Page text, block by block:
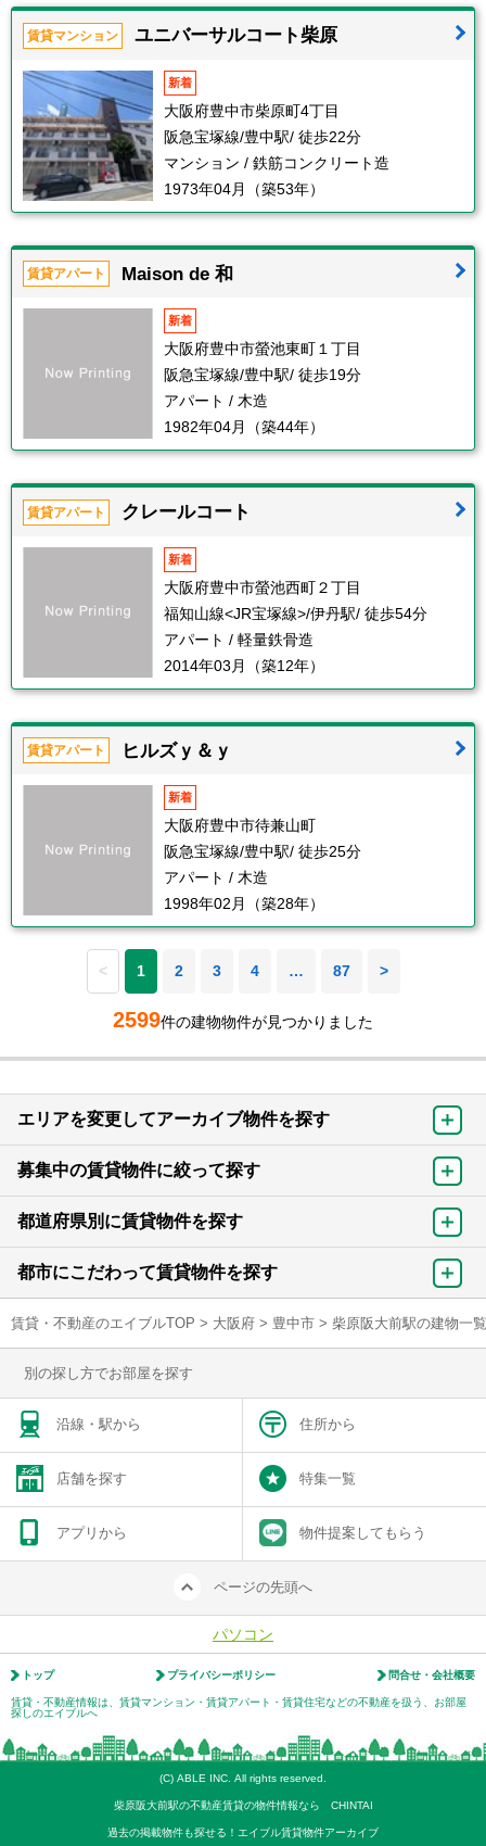
賃貸マンション ユニバーサルコート柴原
新着
大阪府豊中市柴原町4丁目
阪急宝塚線/豊中駅/ 徒歩22分
マンション / 鉄筋コンクリート造
1973年04月（築53年）
賃貸アパート Maison de 和
新着
大阪府豊中市螢池東町１丁目
阪急宝塚線/豊中駅/ 徒歩19分
アパート / 木造
1982年04月（築44年）
賃貸アパート クレールコート
新着
大阪府豊中市螢池西町２丁目
福知山線<JR宝塚線>/伊丹駅/ 徒歩54分
アパート / 軽量鉄骨造
2014年03月（築12年）
賃貸アパート ヒルズｙ＆ｙ
新着
大阪府豊中市待兼山町
阪急宝塚線/豊中駅/ 徒歩25分
アパート / 木造
1998年02月（築28年）
< 1 2 3 4 … 87 >
2599件の建物物件が見つかりました
エリアを変更してアーカイブ物件を探す
募集中の賃貸物件に絞って探す
都道府県別に賃貸物件を探す
都市にこだわって賃貸物件を探す
賃貸・不動産のエイブルTOP > 大阪府 > 豊中市 > 柴原阪大前駅の建物一覧
別の探し方でお部屋を探す
沿線・駅から 住所から
店舗を探す 特集一覧
アプリから 物件提案してもらう
ページの先頭へ
パソコン
トップ プライバシーポリシー 問合せ・会社概要
賃貸・不動産情報は、賃貸マンション・賃貸アパート・賃貸住宅などの不動産を扱う、お部屋
探しのエイブルへ
(C) ABLE INC. All rights reserved.
柴原阪大前駅の不動産賃貸の物件情報なら CHINTAI
過去の掲載物件も探せる！エイブル賃貸物件アーカイブ